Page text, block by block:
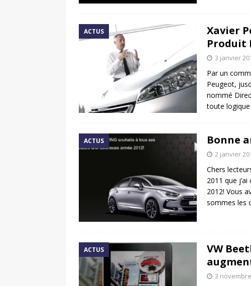
ACTUS
Xavier
Produit
3 janvier
Par un
Peugeot,
nommé
toute logique
ACTUS Bonne
2 janvier
Chers
2011 que
2012! Vous
sommes les
ACTUS
VW
3